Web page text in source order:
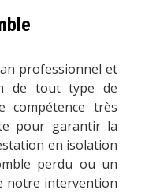
professionnel et
de tout type de
compétence très
pour garantir la
en isolation
perdu ou un
notre intervention